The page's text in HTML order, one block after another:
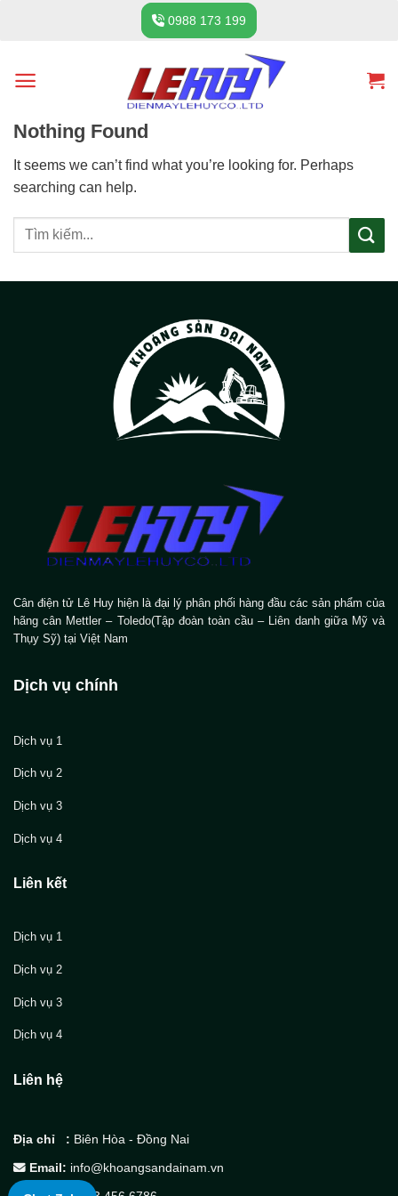
0988 173 199
Nothing Found
It seems we can’t find what you’re looking for. Perhaps
searching can help.
Cân điện tử Lê Huy hiện là đại lý phân phối hàng đầu các sản phẩm của
hãng cân Mettler – Toledo(Tập đoàn toàn cầu – Liên danh giữa Mỹ và
Thụy Sỹ) tại Việt Nam
Dịch vụ chính
Dịch vụ 1
Dịch vụ 2
Dịch vụ 3
Dịch vụ 4
Liên kết
Dịch vụ 1
Dịch vụ 2
Dịch vụ 3
Dịch vụ 4
Liên hệ
Địa chỉ : Biên Hòa - Đồng Nai
Email: info@khoangsandainam.vn